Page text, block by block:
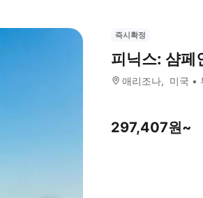
즉시확정
피닉스: 샴페
애리조나 미국
297,407원~